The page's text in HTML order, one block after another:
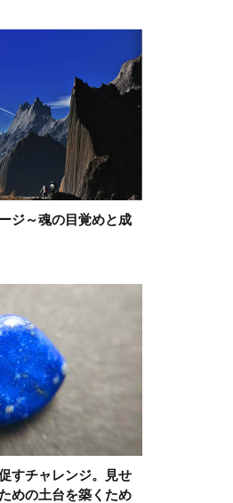
ジ～魂の目覚めと成
すチャレンジ。見せ
めの土台を築くため